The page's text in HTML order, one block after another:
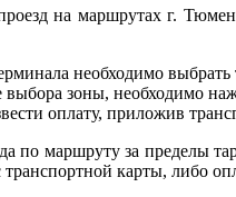
на маршрутах г.
необходимо выбрать
зоны, необходимо
оплату, приложив
по маршруту за пределы
транспортной карты, либо